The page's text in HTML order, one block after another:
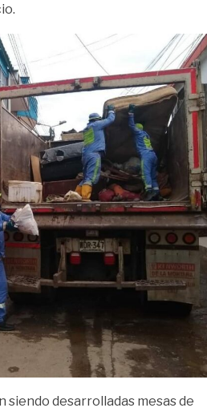
siendo desarrolladas mesas de